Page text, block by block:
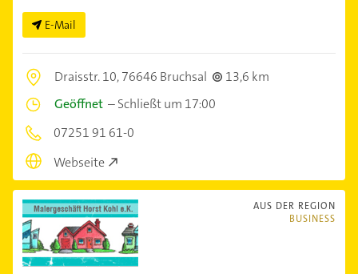
E-Mail
Draisstr. 10,76646 Bruchsal
13,6 km
Geöffnet –Schließt um 17:00
07251 91 61-0
Webseite
AUS DER REGION
BUSINESS